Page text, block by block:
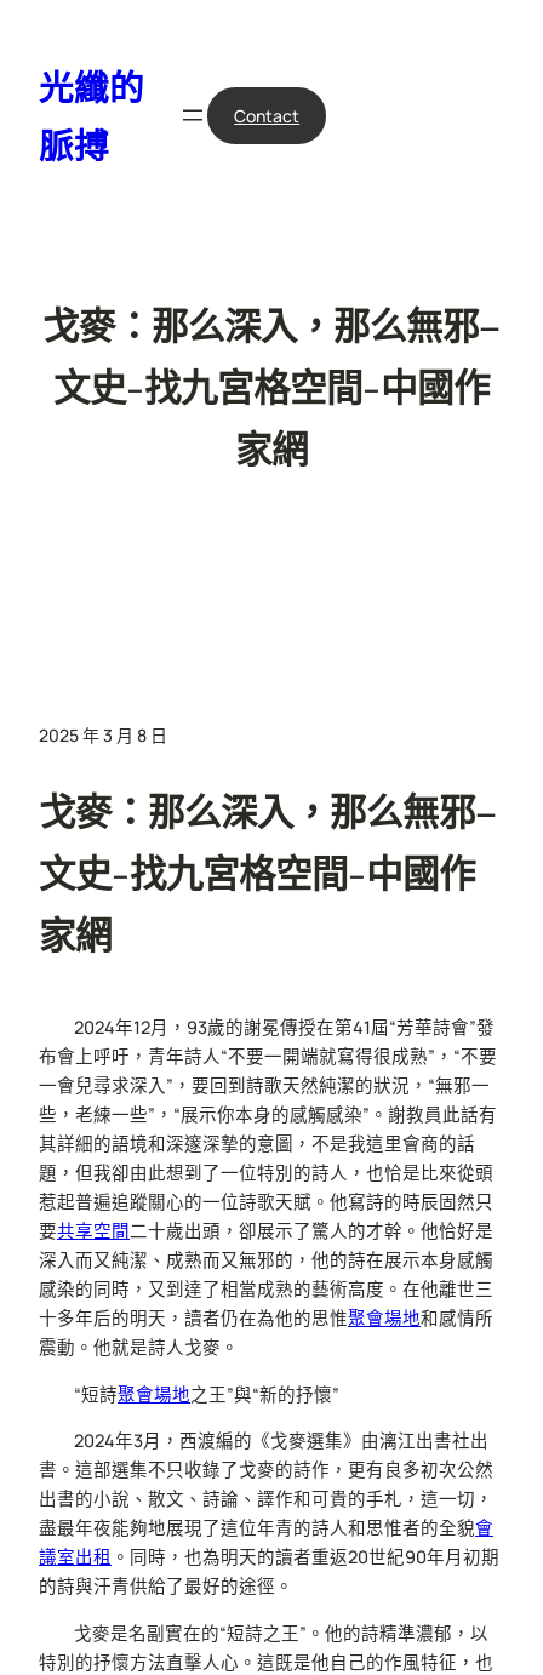
光纖的
脈搏
Contact
戈麥：那么深入，那么無邪–
文史-找九宮格空間-中國作
家網
2025 年 3 月 8 日
戈麥：那么深入，那么無邪–
文史-找九宮格空間-中國作
家網
2024年12月，93歲的謝冕傳授在第41屆“芳華詩會”發
布會上呼吁，青年詩人“不要一開端就寫得很成熟”，“不要
一會兒尋求深入”，要回到詩歌天然純潔的狀況，“無邪一
些，老練一些”，“展示你本身的感觸感染”。謝教員此話有
其詳細的語境和深邃深摯的意圖，不是我這里會商的話
題，但我卻由此想到了一位特別的詩人，也恰是比來從頭
惹起普遍追蹤關心的一位詩歌天賦。他寫詩的時辰固然只
要共享空間二十歲出頭，卻展示了驚人的才幹。他恰好是
深入而又純潔、成熟而又無邪的，他的詩在展示本身感觸
感染的同時，又到達了相當成熟的藝術高度。在他離世三
十多年后的明天，讀者仍在為他的思惟聚會場地和感情所
震動。他就是詩人戈麥。
“短詩聚會場地之王”與“新的抒懷”
2024年3月，西渡編的《戈麥選集》由漓江出書社出
書。這部選集不只收錄了戈麥的詩作，更有良多初次公然
出書的小說、散文、詩論、譯作和可貴的手札，這一切，
盡最年夜能夠地展現了這位年青的詩人和思惟者的全貌會
議室出租 。同時，也為明天的讀者重返20世紀90年月初期
的詩與汗青供給了最好的途徑。
戈麥是名副實在的“短詩之王”。他的詩精準濃郁，以
特別的抒懷方法直擊人心。這既是他自己的作風特征，也